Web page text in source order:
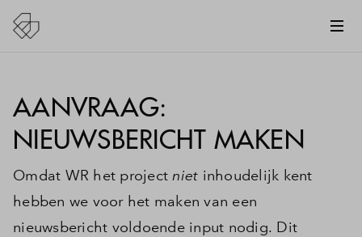
AANVRAAG:
NIEUWSBERICHT MAKEN
Omdat WR het projectniet inhoudelijk kent
hebben we voor het maken van een
nieuwsbericht voldoende input nodig. Dit